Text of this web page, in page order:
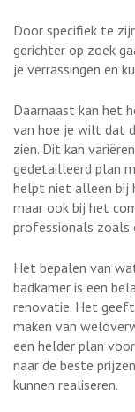
Door specifiek te
gerichter op zoek
je verrassingen en
Daarnaast kan het
van hoe je wilt dat
zien. Dit kan
gedetailleerd plan
helpt niet alleen bij
maar ook bij het
professionals zoals
Het bepalen van
badkamer is een
renovatie. Het
maken van
een helder plan
naar de beste
kunnen realiseren.